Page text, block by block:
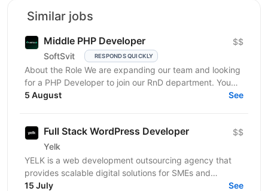
Similar jobs
Middle PHP Developer
SoftSvit RESPONDS QUICKLY
$$
About the Role We are expanding our team and looking
for a PHP Developer to join our RnD department. You
will work on developing and maintaining internal...
5 August See
Full Stack WordPress Developer
Yelk
$$
YELK is a web development outsourcing agency that
provides scalable digital solutions for SMEs and
enterprise clients across the EU and the USA. We...
15 July See